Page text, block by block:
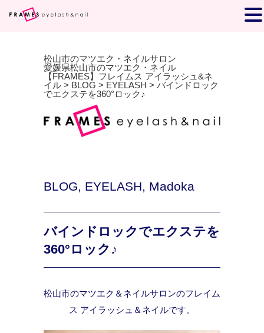
松山市のマツエク・ネイルサロン
愛媛県松山市のマツエク・ネイル
【FRAMES】フレイムス アイラッシュ&ネ
イル > BLOG > EYELASH > バインドロック
でエクステを360°ロック♪
BLOG, EYELASH, Madoka
バインドロックでエクステを
360°ロック♪
松山市のマツエク＆ネイルサロンのフレイム
ス アイラッシュ＆ネイルです。